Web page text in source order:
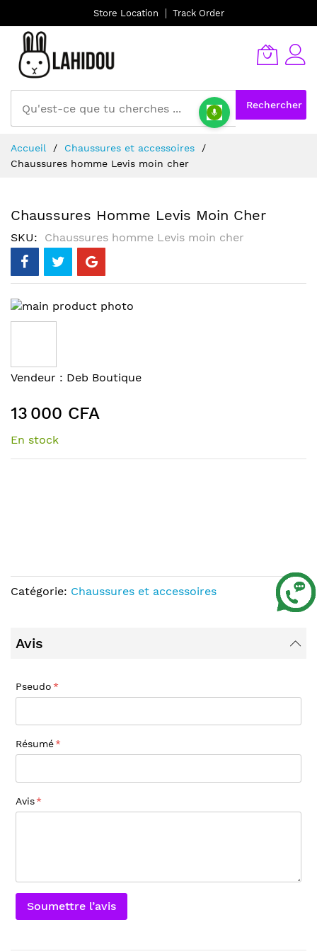
Store Location Track Order
Rechercher
au
contenu
Accueil
Chaussures et accessoires
Chaussures homme Levis moin cher
Chaussures Homme Levis Moin Cher
SKU Chaussures homme Levis moin cher
Skip
to
of
the
gallery
Skip
the
beginning
of
Vendeur : Deb Boutique
13 000 CFA
En stock
Catégorie: Chaussures et accessoires
Avis
Pseudo
Résumé
Avis
Soumettre l’avis